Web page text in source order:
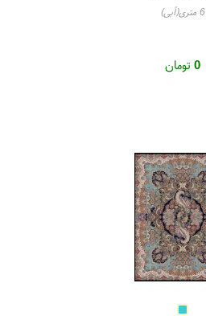
6 متری(آبی)
0تومان